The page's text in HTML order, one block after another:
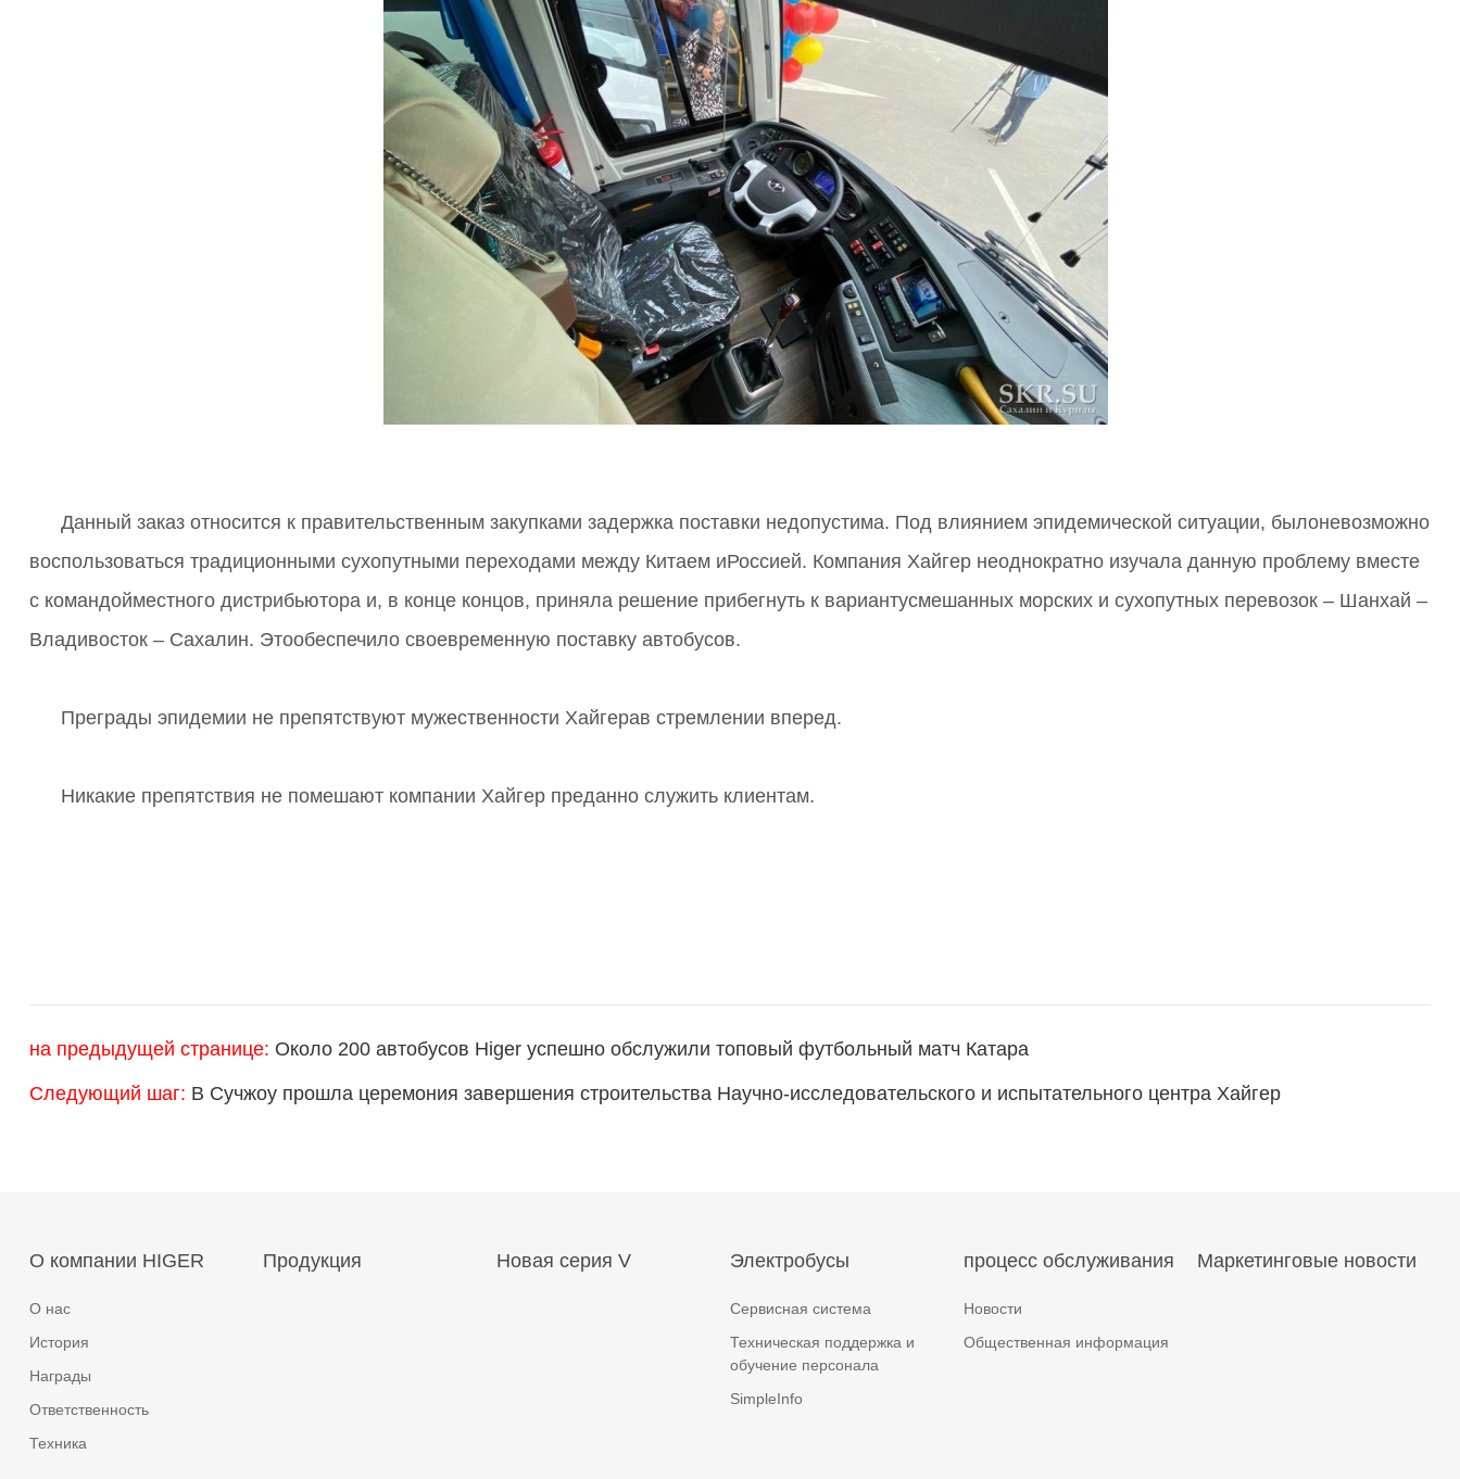
Данный заказ относится к правительственным закупками задержка поставки недопустима. Под влиянием эпидемической ситуации, былоневозможно
воспользоваться традиционными сухопутными переходами между Китаем иРоссией. Компания Хайгер неоднократно изучала данную проблему вместе
с командойместного дистрибьютора и, в конце концов, приняла решение прибегнуть к вариантусмешанных морских и сухопутных перевозок – Шанхай –
Владивосток – Сахалин. Этообеспечило своевременную поставку автобусов.
Преграды эпидемии не препятствуют мужественности Хайгерав стремлении вперед.
Никакие препятствия не помешают компании Хайгер преданно служить клиентам.
на предыдущей странице: Около 200 автобусов Higer успешно обслужили топовый футбольный матч Катара
Следующий шаг: В Сучжоу прошла церемония завершения строительства Научно-исследовательского и испытательного центра Хайгер
О компании HIGER
О нас
История
Награды
Ответственность
Техника
Продукция Новая серия V Электробусы
Сервисная система
Техническая поддержка и
обучение персонала
SimpleInfo
процесс обслуживания
Новости
Общественная информация
Маркетинговые новости